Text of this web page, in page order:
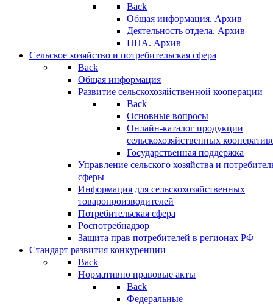
Back
Общая информация. Архив
Деятельность отдела. Архив
НПА. Архив
Сельское хозяйство и потребительская сфера
Back
Общая информация
Развитие сельскохозяйственной кооперации
Back
Основные вопросы
Онлайн-каталог продукции
сельскохозяйственных
Государственная поддержка
Управление сельского хозяйства и
сферы
Информация для сельскохозяйственных
товаропроизводителей
Потребительская сфера
Роспотребнадзор
Защита прав потребителей в регионах РФ
Стандарт развития конкуренции
Back
Нормативно правовые акты
Back
Федеральные